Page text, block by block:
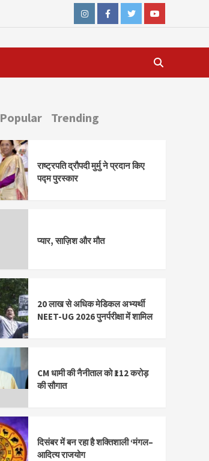
InstagramFacebookTwitterYoutube
Popular Trending
राष्ट्रपति द्रौपदी मुर्मु ने प्रदान किए
पद्म पुरस्कार
प्यार, साज़िश और मौत
20 लाख से अधिक मेडिकल अभ्यर्थी
NEET-UG 2026 पुनर्परीक्षा में शामिल
CM धामी की नैनीताल को ₹112 करोड़
की सौगात
दिसंबर में बन रहा है शक्तिशाली ‘मंगल–
आदित्य राजयोग